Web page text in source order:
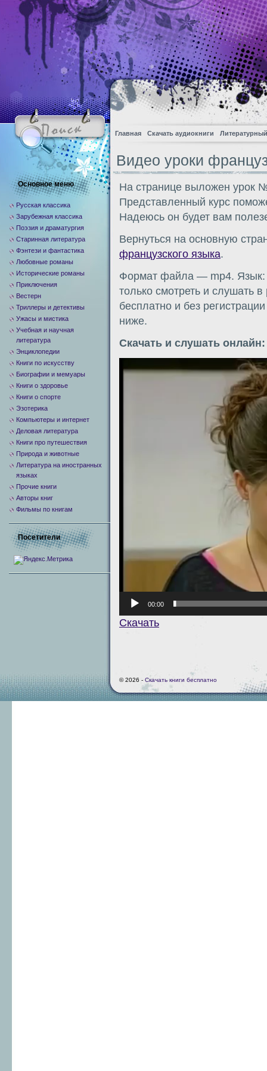
Главная Скачать аудиокниги
Видео уроки
На странице выложен урок
Представленный курс
Надеюсь он будет вам
Вернуться на основную
французского языка.
Формат файла — mp4. Язык:
только смотреть и слушать
бесплатно и без
ниже.
Скачать и слушать онлайн:
00:00
Скачать
Основное меню
Русская классика
Зарубежная классика
Поэзия и драматургия
Старинная литература
Фэнтези и фантастика
Любовные романы
Исторические романы
Приключения
Вестерн
Триллеры и детективы
Ужасы и мистика
Учебная и научная
литература
Энциклопедии
Книги по искусству
Биографии и мемуары
Книги о здоровье
Книги о спорте
Эзотерика
Компьютеры и интернет
Деловая литература
Книги про путешествия
Природа и животные
Литература на иностранных
языках
Прочие книги
Авторы книг
Фильмы по книгам
Посетители
© 2026 - Скачать книги бесплатно